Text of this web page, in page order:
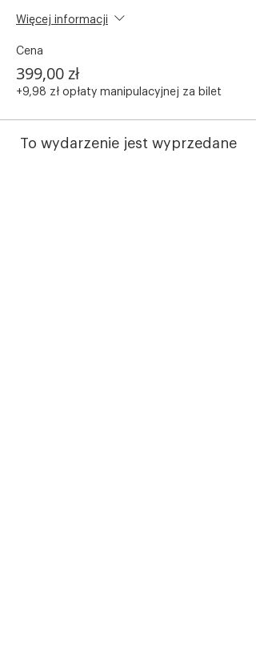
Więcej informacji
Cena
399,00 zł
+9,98 zł opłaty manipulacyjnej za bilet
To wydarzenie jest wyprzedane